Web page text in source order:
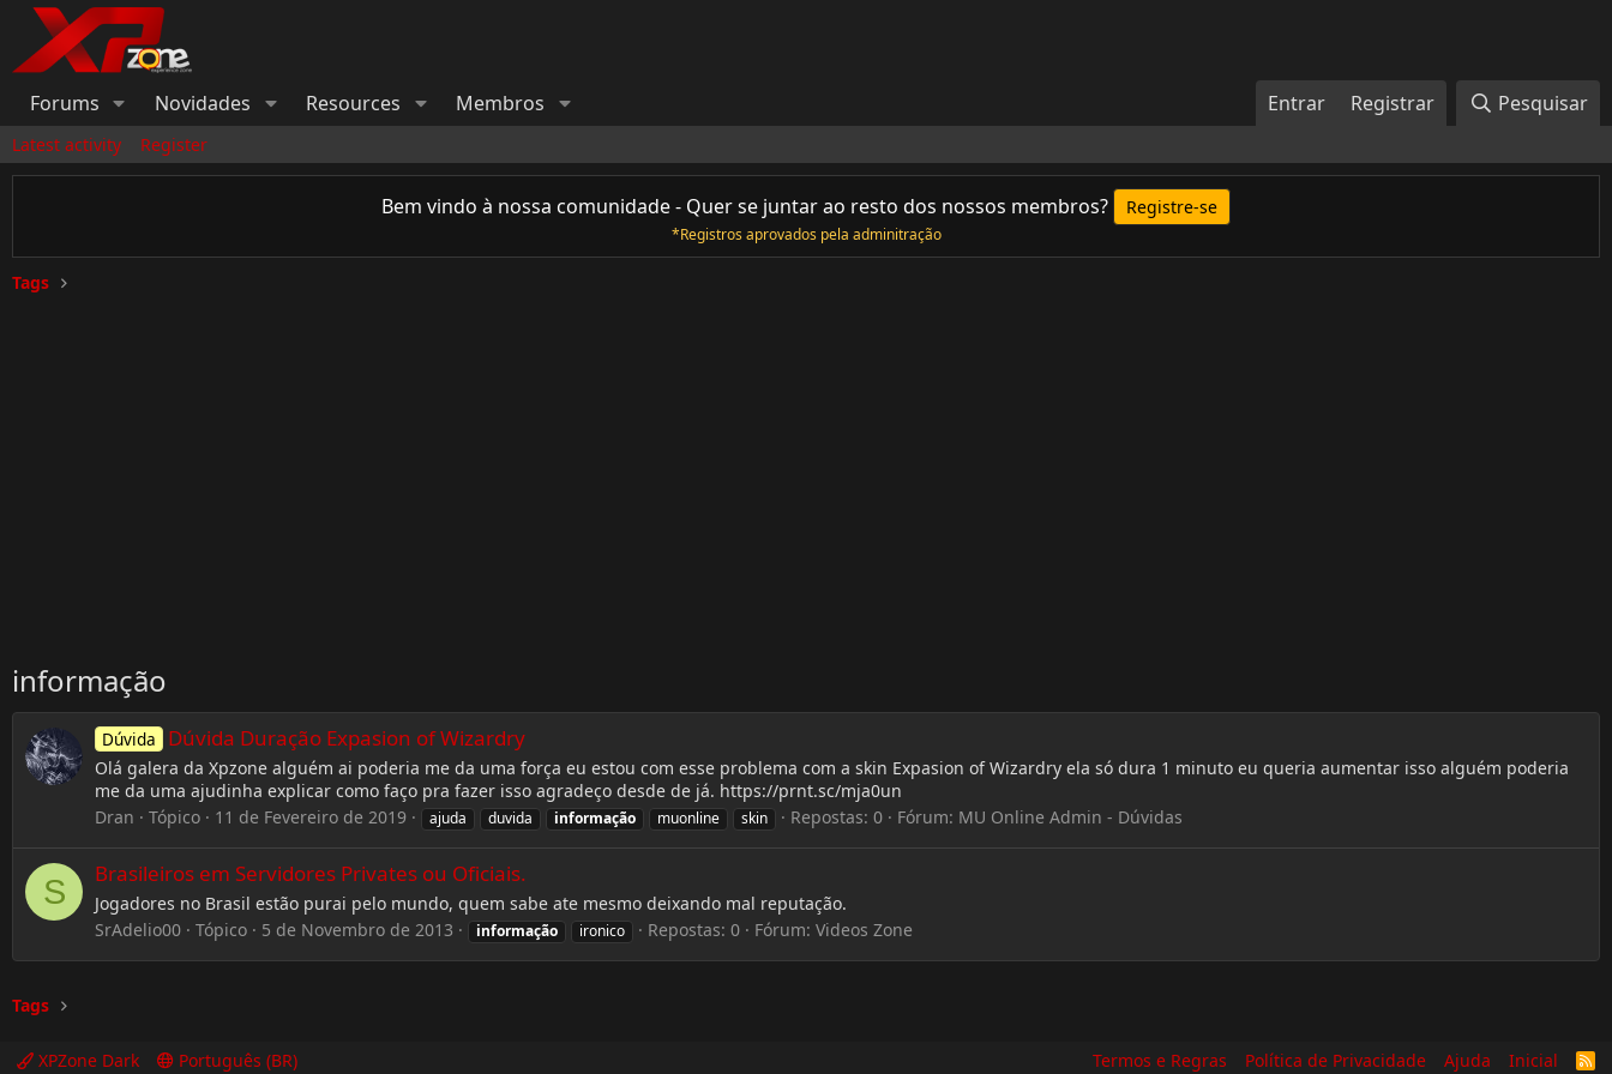
Forums Novidades Resources Membros Entrar Registrar Pesquisar
Latest activity Register
Bem vindo à nossa comunidade - Quer se juntar ao resto dos nossos membros? Registre-se
*Registros aprovados pela adminitração
Tags
informação
Dúvida Dúvida Duração Expasion of Wizardry
Olá galera da Xpzone alguém ai poderia me da uma força eu estou com esse problema com a skin Expasion of Wizardry ela só dura 1 minuto eu queria aumentar isso alguém poderia
me da uma ajudinha explicar como faço pra fazer isso agradeço desde de já. https://prnt.sc/mja0un
Dran
Tópico 11 de Fevereiro de 2019 ajuda duvida informação muonline skin Repostas: 0 Fórum: MU Online Admin - Dúvidas
S Brasileiros em Servidores Privates ou Oficiais.
Jogadores no Brasil estão purai pelo mundo, quem sabe ate mesmo deixando mal reputação.
SrAdelio00
Tópico 5 de Novembro de 2013 informação ironico Repostas: 0 Fórum: Videos Zone
Tags
XPZone Dark Português (BR) Termos e Regras Política de Privacidade Ajuda Inicial
R